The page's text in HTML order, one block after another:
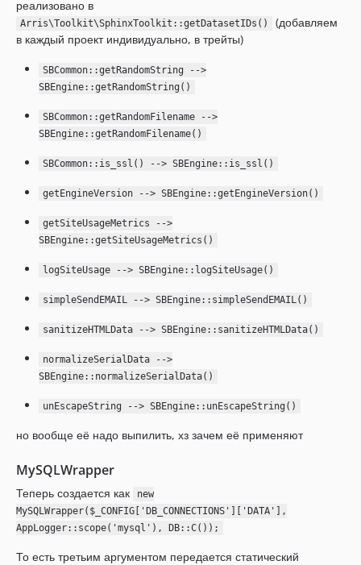
реализовано в
Arris\Toolkit\SphinxToolkit::getDatasetIDs()
(добавляем
в каждый проект индивидуально, в трейты)
SBCommon::getRandomString -->
SBEngine::getRandomString()
SBCommon::getRandomFilename -->
SBEngine::getRandomFilename()
SBCommon::is_ssl() --> SBEngine::is_ssl()
getEngineVersion --> SBEngine::getEngineVersion()
getSiteUsageMetrics -->
SBEngine::getSiteUsageMetrics()
logSiteUsage --> SBEngine::logSiteUsage()
simpleSendEMAIL --> SBEngine::simpleSendEMAIL()
sanitizeHTMLData --> SBEngine::sanitizeHTMLData()
normalizeSerialData -->
SBEngine::normalizeSerialData()
unEscapeString --> SBEngine::unEscapeString()
но вообще её надо выпилить, хз зачем её применяют
MySQLWrapper
Теперь создается как
new
MySQLWrapper($_CONFIG['DB_CONNECTIONS']['DATA'],
AppLogger::scope('mysql'), DB::C());
То есть третьим аргументом передается статический